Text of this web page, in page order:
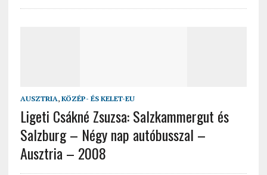
AUSZTRIA, KÖZÉP- ÉS KELET-EU
Ligeti Csákné Zsuzsa: Salzkammergut és
Salzburg – Négy nap autóbusszal –
Ausztria – 2008